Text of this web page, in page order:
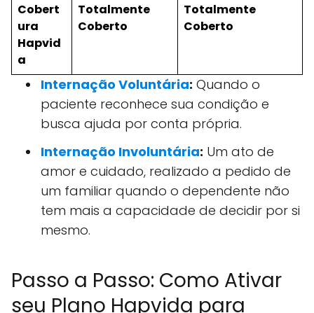
Cobert
ura
Hapvid
a
Totalmente
Coberto
Totalmente
Coberto
Internação Voluntária: Quando o
paciente reconhece sua condição e
busca ajuda por conta própria.
Internação Involuntária: Um ato de
amor e cuidado, realizado a pedido de
um familiar quando o dependente não
tem mais a capacidade de decidir por si
mesmo.
Passo a Passo: Como Ativar
seu Plano Hapvida para